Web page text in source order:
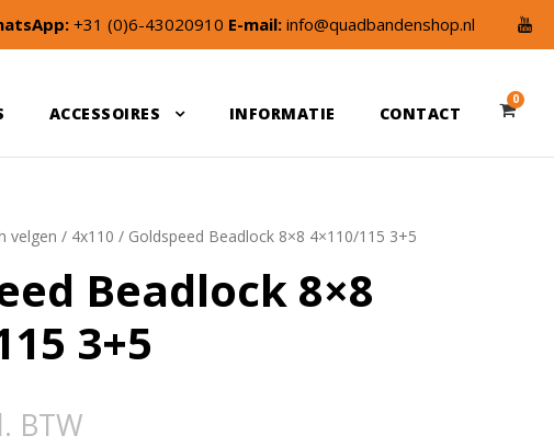
+31 (0)6-43020910 E-mail: info@quadbandenshop.nl
ACCESSOIRES INFORMATIE CONTACT
0
velgen / 4x110 / Goldspeed Beadlock 8×8 4×110/115 3+5
Beadlock 8×8
3+5
BTW